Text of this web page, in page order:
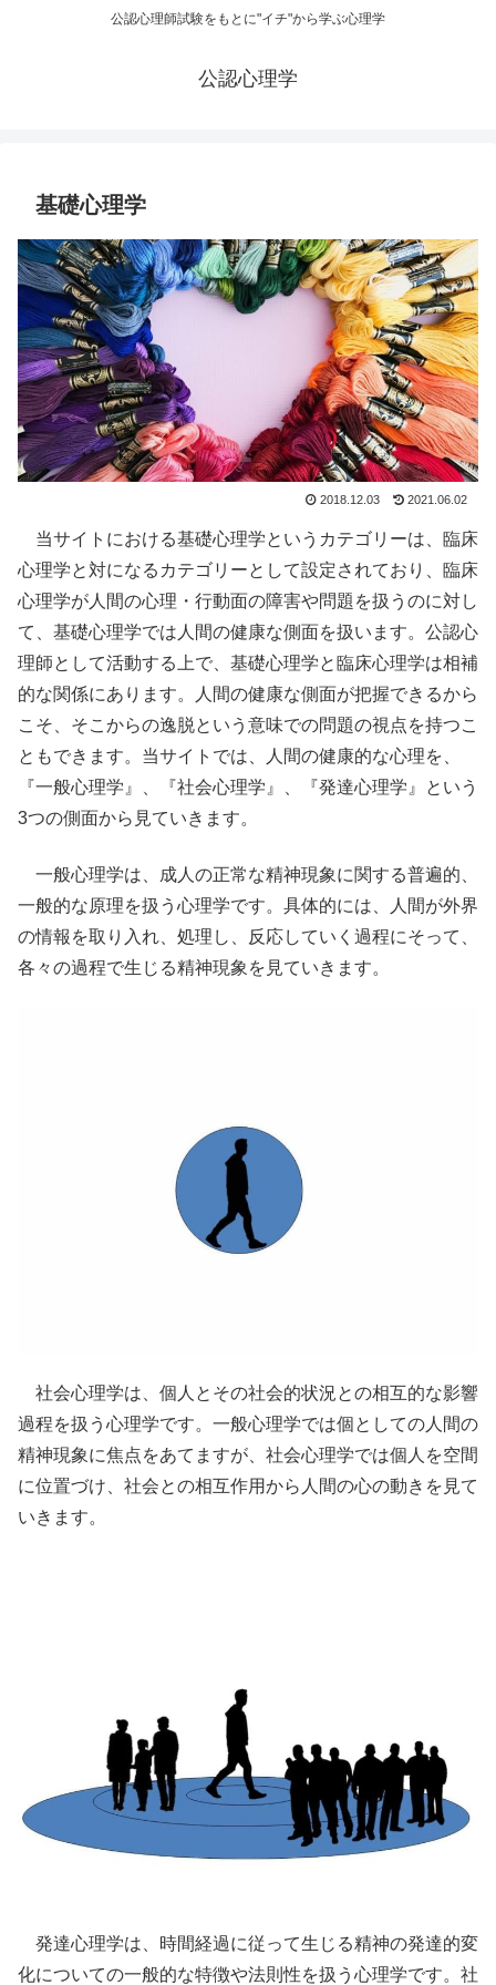
公認心理師試験をもとに"イチ"から学ぶ心理学
公認心理学
基礎心理学
2018.12.03 2021.06.02
当サイトにおける基礎心理学というカテゴリーは、臨床
心理学と対になるカテゴリーとして設定されており、臨床
心理学が人間の心理・行動面の障害や問題を扱うのに対し
て、基礎心理学では人間の健康な側面を扱います。公認心
理師として活動する上で、基礎心理学と臨床心理学は相補
的な関係にあります。人間の健康な側面が把握できるから
こそ、そこからの逸脱という意味での問題の視点を持つこ
ともできます。当サイトでは、人間の健康的な心理を、
『一般心理学』、『社会心理学』、『発達心理学』という
3つの側面から見ていきます。
一般心理学は、成人の正常な精神現象に関する普遍的、
一般的な原理を扱う心理学です。具体的には、人間が外界
の情報を取り入れ、処理し、反応していく過程にそって、
各々の過程で生じる精神現象を見ていきます。
社会心理学は、個人とその社会的状況との相互的な影響
過程を扱う心理学です。一般心理学では個としての人間の
精神現象に焦点をあてますが、社会心理学では個人を空間
に位置づけ、社会との相互作用から人間の心の動きを見て
いきます。
発達心理学は、時間経過に従って生じる精神の発達的変
化についての一般的な特徴や法則性を扱う心理学です。社